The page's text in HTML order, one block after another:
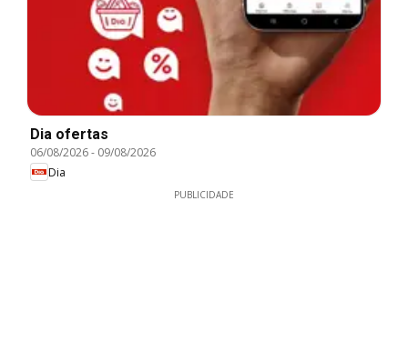
Dia ofertas
06/08/2026- 09/08/2026
Dia
PUBLICIDADE